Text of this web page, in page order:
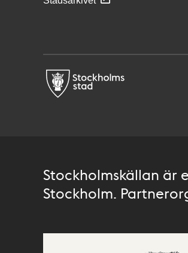
Stockholmskällan är
Stockholm.